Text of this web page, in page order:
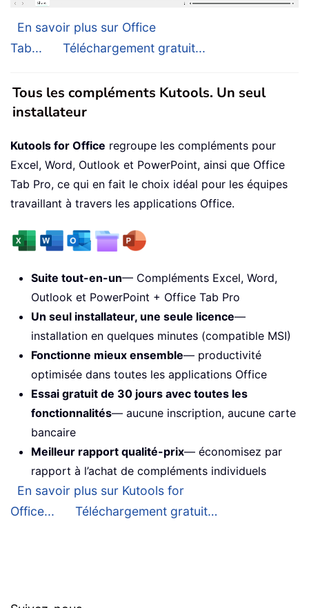
En savoir plus sur Office
Tab...
Téléchargement gratuit...
Tous les compléments Kutools. Un seul
installateur
Kutools for Office regroupe les compléments pour
Excel, Word, Outlook et PowerPoint, ainsi que Office
Tab Pro, ce qui en fait le choix idéal pour les équipes
travaillant à travers les applications Office.
Suite tout-en-un— Compléments Excel, Word,
Outlook et PowerPoint + Office Tab Pro
Un seul installateur, une seule licence—
installation en quelques minutes (compatible MSI)
Fonctionne mieux ensemble— productivité
optimisée dans toutes les applications Office
Essai gratuit de 30 jours avec toutes les
fonctionnalités— aucune inscription, aucune carte
bancaire
Meilleur rapport qualité-prix— économisez par
rapport à l’achat de compléments individuels
En savoir plus sur Kutools for
Office...
Téléchargement gratuit…